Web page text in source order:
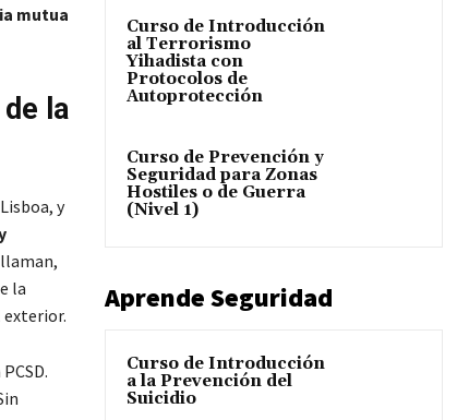
mutua
la
y
la
exterior.
Curso de Introducción
al Terrorismo
Yihadista con
Protocolos de
Autoprotección
Curso de Prevención y
Seguridad para Zonas
Hostiles o de Guerra
(Nivel 1)
Aprende Seguridad
Curso de Introducción
a la Prevención del
Suicidio